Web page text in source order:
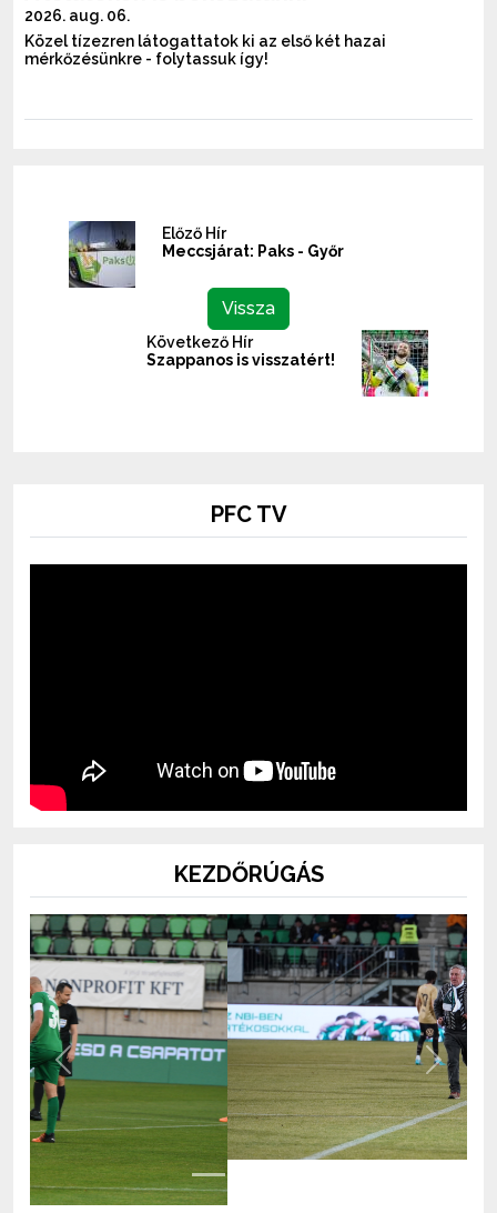
2026. aug. 06.
Közel tízezren látogattatok ki az első két hazai
mérkőzésünkre - folytassuk így!
Előző Hír
Meccsjárat: Paks - Győr
Vissza
Következő Hír
Szappanos is visszatért!
PFC TV
KEZDŐRÚGÁS
Previous Next